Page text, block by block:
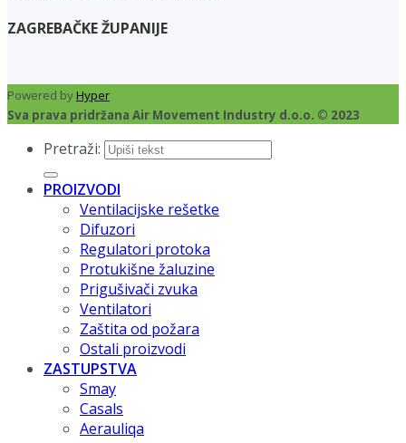
ZAGREBAČKE ŽUPANIJE
Powered byHyper
Sva prava pridržana Air Movement Industry d.o.o. © 2023
Pretraži:
PROIZVODI
Ventilacijske rešetke
Difuzori
Regulatori protoka
Protukišne žaluzine
Prigušivači zvuka
Ventilatori
Zaštita od požara
Ostali proizvodi
ZASTUPSTVA
Smay
Casals
Aerauliqa